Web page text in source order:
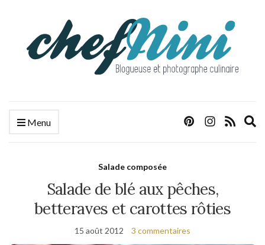
Menu
Salade composée
Salade de blé aux pêches,
betteraves et carottes rôties
15 août 2012 3 commentaires